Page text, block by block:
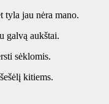
tyla jau nėra mano.
galvą aukštai.
sėklomis.
kitiems.